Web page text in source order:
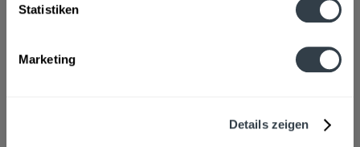
Statistiken
Marketing
Details zeigen